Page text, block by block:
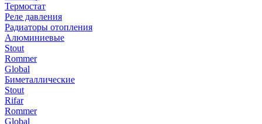
Термостат
Реле давления
Радиаторы отопления
Алюминиевые
Stout
Rommer
Global
Биметаллические
Stout
Rifar
Rommer
Global